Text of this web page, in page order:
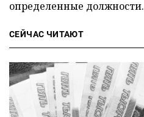
определенные должности.
СЕЙЧАС ЧИТАЮТ